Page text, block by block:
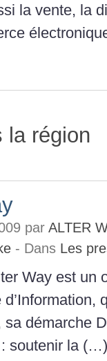
la vente, la
la région
par ALTER
- Dans Les
Way est un
démarche
: soutenir la (…)